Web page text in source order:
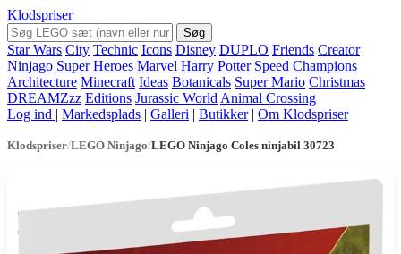
Klodspriser
Søg
Star Wars City Technic Icons Disney DUPLO Friends Creator
Ninjago Super Heroes Marvel Harry Potter Speed Champions
Architecture Minecraft Ideas Botanicals Super Mario Christmas
DREAMZzz Editions Jurassic World Animal Crossing
Log ind | Markedsplads | Galleri | Butikker | Om Klodspriser
Klodspriser/LEGO Ninjago/LEGO Ninjago Coles ninjabil 30723